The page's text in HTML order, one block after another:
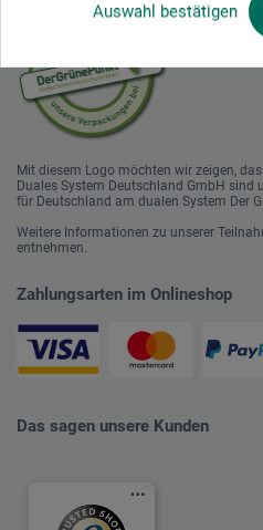
Auswahl bestätigen
Mit diesem Logo möchten wir zeigen,
Duales System Deutschland GmbH sind
für Deutschland am dualen System Der
Weitere Informationen zu unserer
entnehmen.
Zahlungsarten im Onlineshop
Das sagen unsere Kunden